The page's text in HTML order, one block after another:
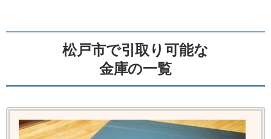
松戸市で引取り可能な
金庫の一覧